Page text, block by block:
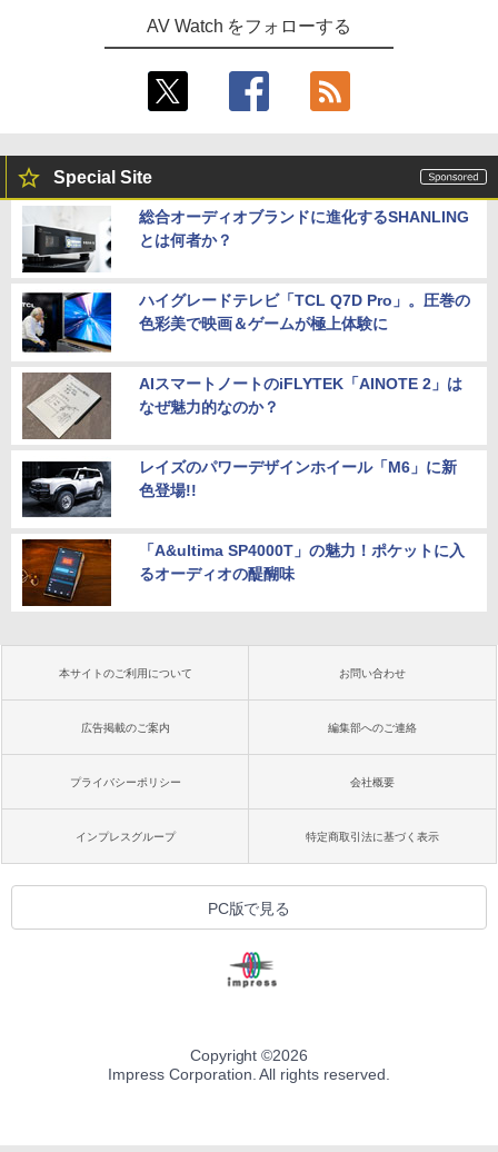
AV Watch をフォローする
Special Site
総合オーディオブランドに進化するSHANLING
とは何者か？
ハイグレードテレビ「TCL Q7D Pro」。圧巻の
色彩美で映画＆ゲームが極上体験に
AIスマートノートのiFLYTEK「AINOTE 2」は
なぜ魅力的なのか？
レイズのパワーデザインホイール「M6」に新
色登場!!
「A&ultima SP4000T」の魅力！ポケットに入
るオーディオの醍醐味
本サイトのご利用について お問い合わせ
広告掲載のご案内 編集部へのご連絡
プライバシーポリシー 会社概要
インプレスグループ 特定商取引法に基づく表示
PC版で見る
Copyright ©2026
Impress Corporation. All rights reserved.